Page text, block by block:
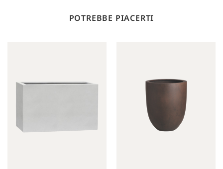
POTREBBE PIACERTI